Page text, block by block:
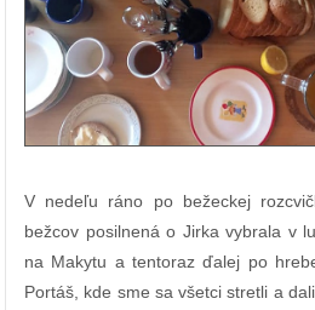
V nedeľu ráno po bežeckej
bežcov posilnená o Jirka vybrala v
na Makytu a tentoraz ďalej po
Portáš, kde sme sa všetci stretli a